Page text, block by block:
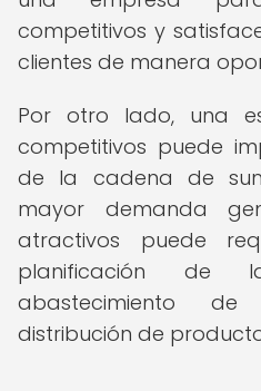
competitivos y
clientes de manera
Por otro lado, una
competitivos puede
de la cadena de
mayor demanda
atractivos puede
planificación de
abastecimiento
distribución de